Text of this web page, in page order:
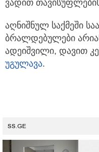
ვადით
აღნიშნულ საქმეში
ბრალდებულები
ადეიშვილი, დავით
უგულავა.
SS.GE